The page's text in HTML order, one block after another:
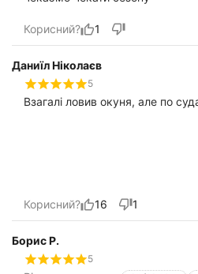
Корисний? 1
Даниїл Ніколаєв
5
Взагалі ловив окуня, але по
Корисний? 16 1
Борис Р.
5